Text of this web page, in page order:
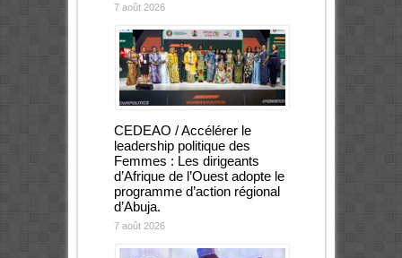
7 août 2026
CEDEAO / Accélérer le
leadership politique des
Femmes : Les dirigeants
d’Afrique de l’Ouest adopte le
programme d’action régional
d’Abuja.
7 août 2026